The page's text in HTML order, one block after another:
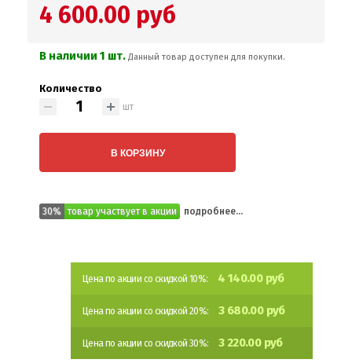
4 600.00 руб
В наличии 1 шт. Данный товар доступен для покупки.
Количество
шт
В КОРЗИНУ
30% товар участвует в акции подробнее...
Цена по акции со скидкой 10%: 4 140.00 руб
Цена по акции со скидкой 20%: 3 680.00 руб
Цена по акции со скидкой 30%: 3 220.00 руб